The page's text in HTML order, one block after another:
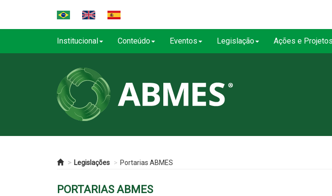
Institucional Conteúdo Eventos Legislação Ações e Projetos
Legislações Portarias ABMES
PORTARIAS ABMES